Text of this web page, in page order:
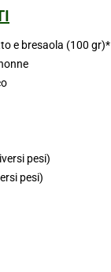
e bresaola (100 gr)*
pesi)
pesi)